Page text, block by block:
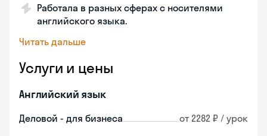
Работала в разных сферах с носителями
английского языка.
Читать дальше
Услуги и цены
Английский язык
Деловой - для бизнеса от 2282 ₽ / урок